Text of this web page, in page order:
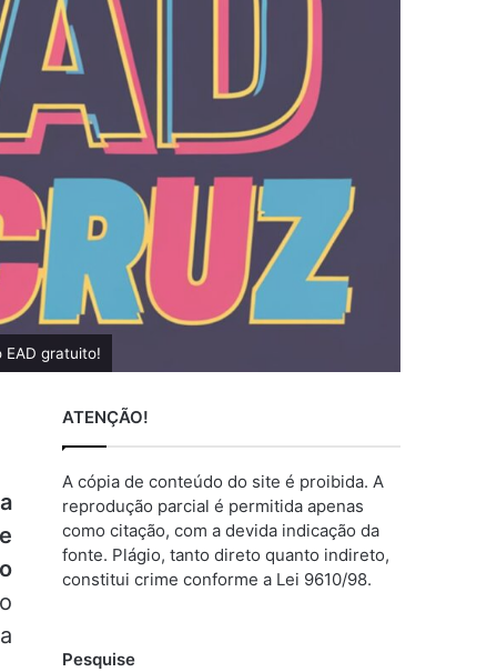
EAD gratuito!
ATENÇÃO!
A cópia de conteúdo do site é proibida. A
reprodução parcial é permitida apenas
como citação, com a devida indicação da
fonte. Plágio, tanto direto quanto indireto,
constitui crime conforme a Lei 9610/98.
Pesquise